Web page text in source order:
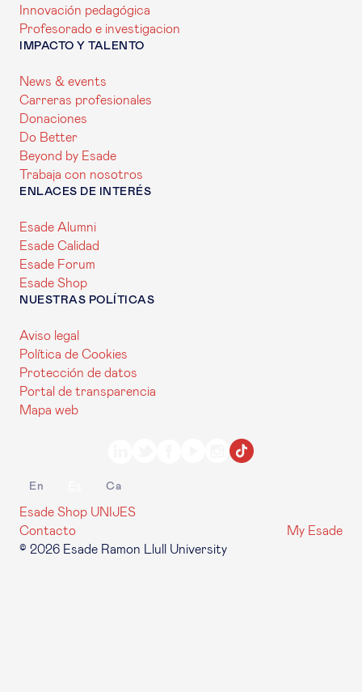
Innovación pedagógica
Profesorado e investigacion
IMPACTO Y TALENTO
News & events
Carreras profesionales
Donaciones
Do Better
Beyond by Esade
Trabaja con nosotros
ENLACES DE INTERÉS
Esade Alumni
Esade Calidad
Esade Forum
Esade Shop
NUESTRAS POLÍTICAS
Aviso legal
Política de Cookies
Protección de datos
Portal de transparencia
Mapa web
En Ca
Esade Shop UNIJES
Contacto
My Esade
© 2026 Esade Ramon Llull University